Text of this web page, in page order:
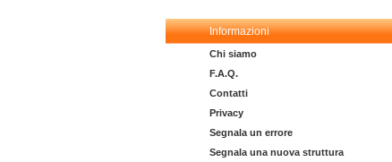
Informazioni
Chi siamo
F.A.Q.
Contatti
Privacy
Segnala un errore
Segnala una nuova struttura